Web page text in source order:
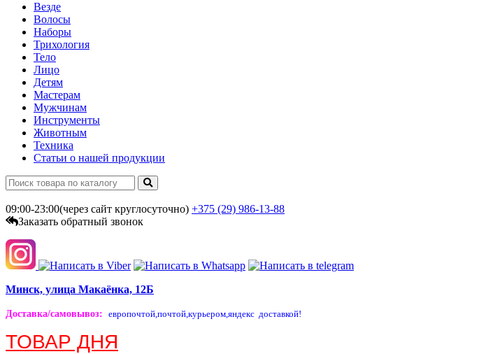
Везде
Волосы
Наборы
Трихология
Тело
Лицо
Детям
Мастерам
Мужчинам
Инструменты
Животным
Техника
Статьи о нашей продукции
09:00-23:00(через сайт круглосуточно) +375 (29) 986-13-88
Заказать обратный звонок
Минск, улица Макаёнка, 12Б
Доставка/самовывоз: европочтой,почтой,курьером,яндекс доставкой!
ТОВАР ДНЯ